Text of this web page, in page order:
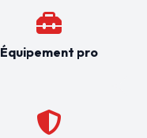
Équipement pro